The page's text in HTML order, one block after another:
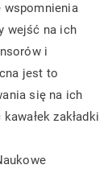
wspomnienia
wejść na ich
i
jest to
się na ich
zakładki